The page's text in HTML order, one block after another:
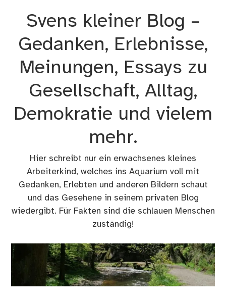
Svens kleiner Blog –
Gedanken, Erlebnisse,
Meinungen, Essays zu
Gesellschaft, Alltag,
Demokratie und vielem
mehr.
Hier schreibt nur ein erwachsenes kleines
Arbeiterkind, welches ins Aquarium voll mit
Gedanken, Erlebten und anderen Bildern schaut
und das Gesehene in seinem privaten Blog
wiedergibt. Für Fakten sind die schlauen Menschen
zuständig!